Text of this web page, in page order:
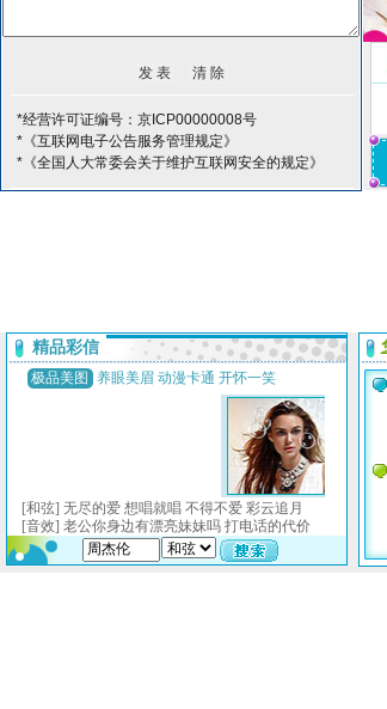
*经营许可证编号：京ICP00000008号
*《互联网电子公告服务管理规定》
*《全国人大常委会关于维护互联网安全的规定》